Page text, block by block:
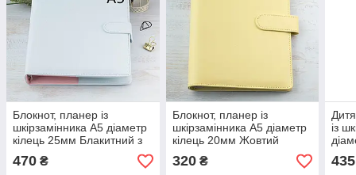
Блокнот, планер із
шкірзамінника А5 діаметр
кілець 25мм Блакитний з
блиском BSH006
470 ₴
Блокнот, планер із
шкірзамінника А5 діаметр
кілець 20мм Жовтий
BSH036
320₴
із
435